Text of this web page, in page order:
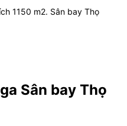
1150 m2. Sân bay Thọ
Sân bay Thọ